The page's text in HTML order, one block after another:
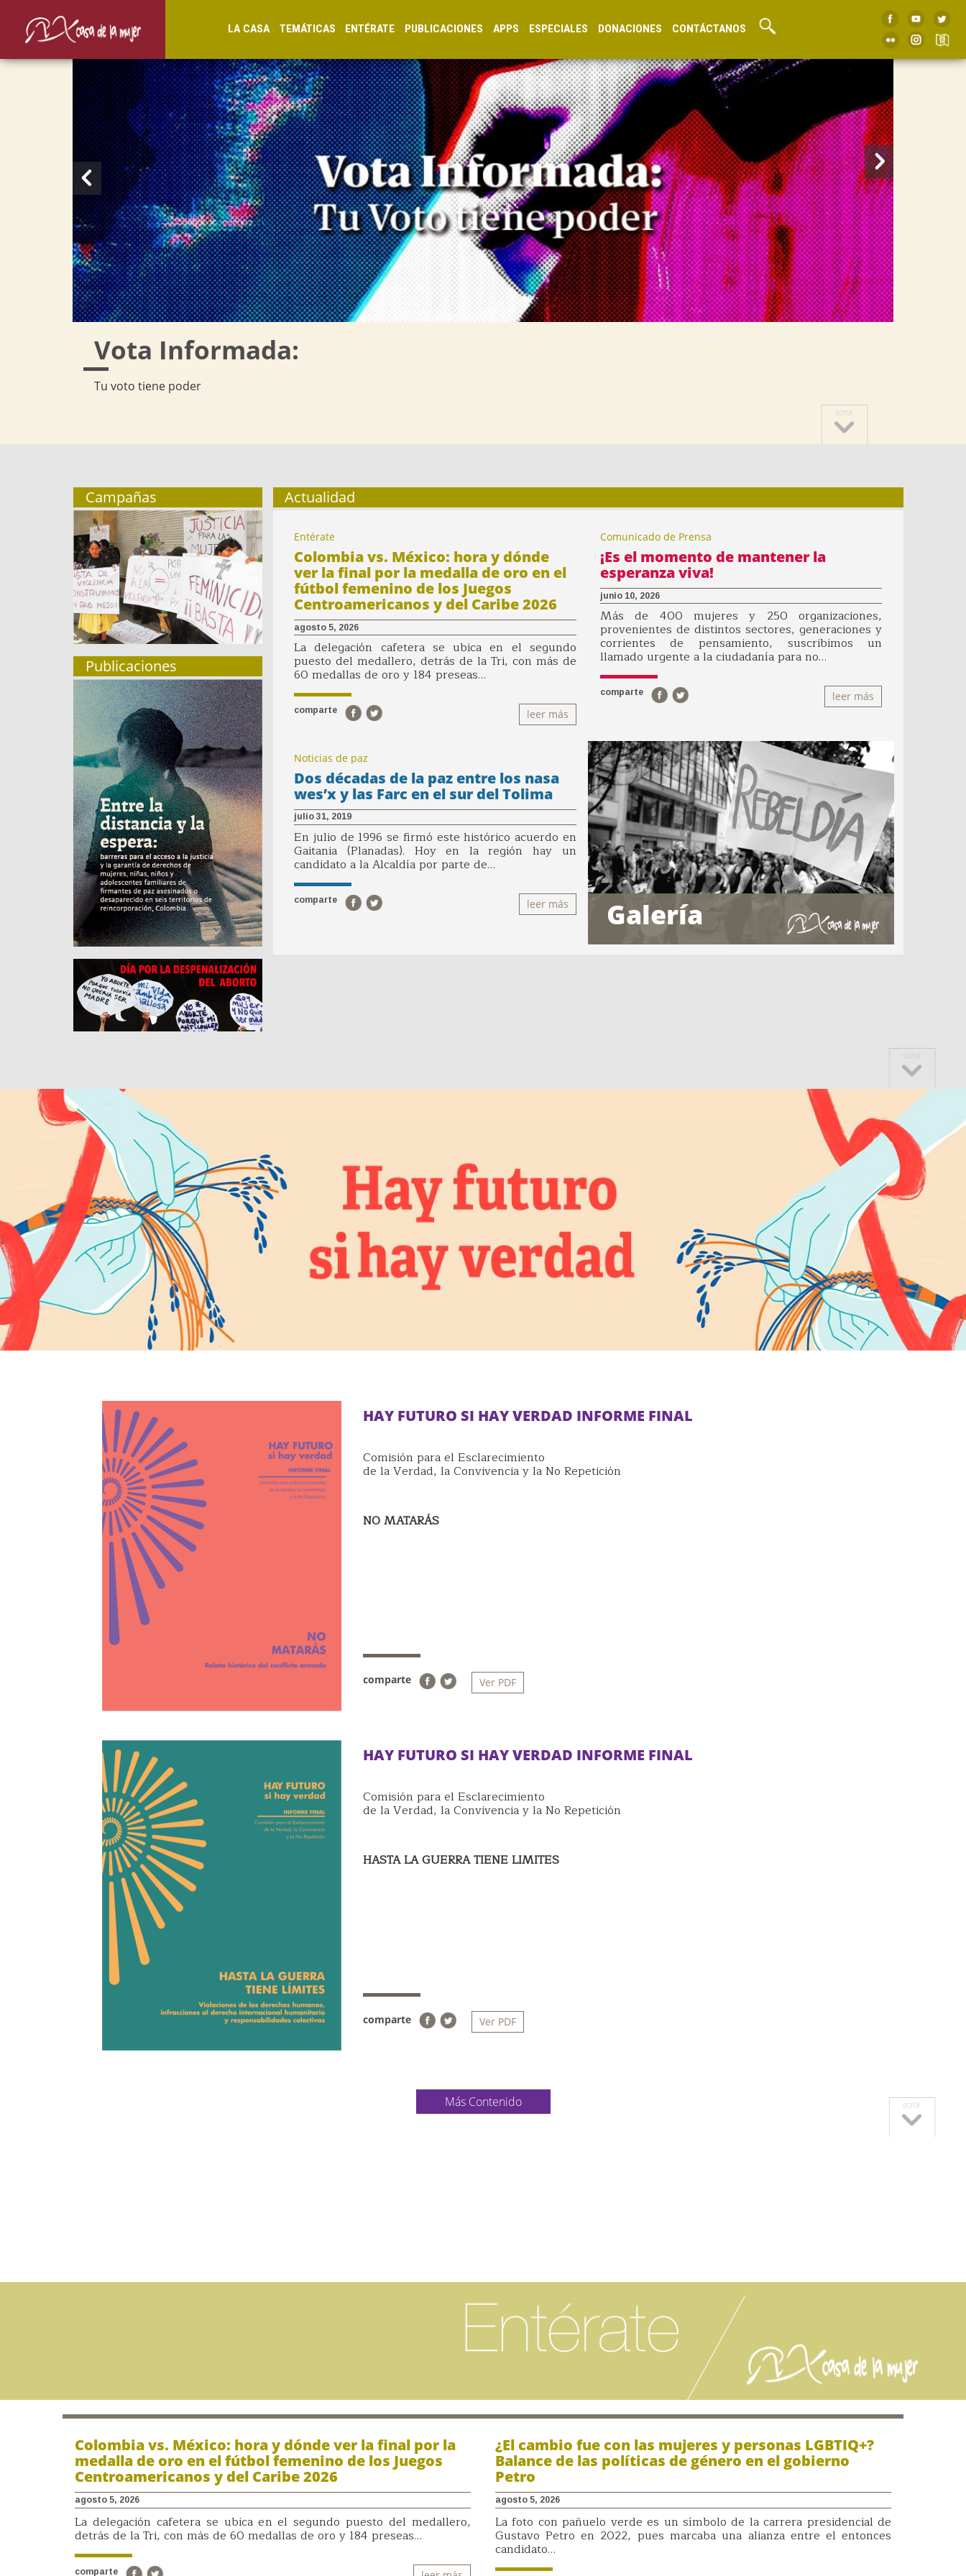
LA CASA TEMÁTICAS ENTÉRATE PUBLICACIONES APPS ESPECIALES DONACIONES CONTÁCTANOS
Vota Informada:
Tu voto tiene poder
Campañas
Publicaciones
Actualidad
Entérate
Colombia vs. México: hora y dónde
ver la final por la medalla de oro en el
fútbol femenino de los Juegos
Centroamericanos y del Caribe 2026
agosto 5, 2026
La delegación cafetera se ubica en el segundo
puesto del medallero, detrás de la Tri, con más de
60 medallas de oro y 184 preseas…
comparte leer más
Comunicado de Prensa
¡Es el momento de mantener la
esperanza viva!
junio 10, 2026
Más de 400 mujeres y 250 organizaciones,
provenientes de distintos sectores, generaciones y
corrientes de pensamiento, suscribimos un
llamado urgente a la ciudadanía para no…
comparte leer más
Noticias de paz
Dos décadas de la paz entre los nasa
wes’x y las Farc en el sur del Tolima
julio 31, 2019
En julio de 1996 se firmó este histórico acuerdo en
Gaitania (Planadas). Hoy en la región hay un
candidato a la Alcaldía por parte de…
comparte leer más Galería
HAY FUTURO SI HAY VERDAD INFORME FINAL
Comisión para el Esclarecimiento
de la Verdad, la Convivencia y la No Repetición
NO MATARÁS
comparte Ver PDF
HAY FUTURO SI HAY VERDAD INFORME FINAL
Comisión para el Esclarecimiento
de la Verdad, la Convivencia y la No Repetición
HASTA LA GUERRA TIENE LIMITES
comparte Ver PDF
Más Contenido
Colombia vs. México: hora y dónde ver la final por la
medalla de oro en el fútbol femenino de los Juegos
Centroamericanos y del Caribe 2026
agosto 5, 2026
La delegación cafetera se ubica en el segundo puesto del medallero,
detrás de la Tri, con más de 60 medallas de oro y 184 preseas…
comparte
¿El cambio fue con las mujeres y personas LGBTIQ+?
Balance de las políticas de género en el gobierno
Petro
agosto 5, 2026
La foto con pañuelo verde es un símbolo de la carrera presidencial de
Gustavo Petro en 2022, pues marcaba una alianza entre el entonces
candidato…